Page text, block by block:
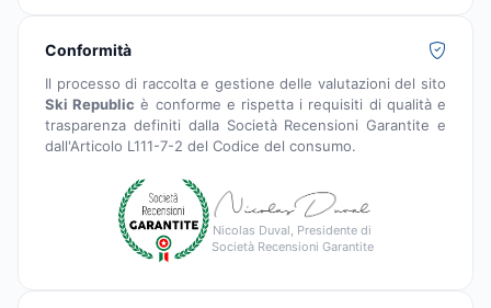
Conformità
Il processo di raccolta e gestione delle valutazioni del sito
Ski Republic è conforme e rispetta i requisiti di qualità e
trasparenza definiti dalla Società Recensioni Garantite e
dall'Articolo L111-7-2 del Codice del consumo.
Nicolas Duval, Presidente di
Società Recensioni Garantite